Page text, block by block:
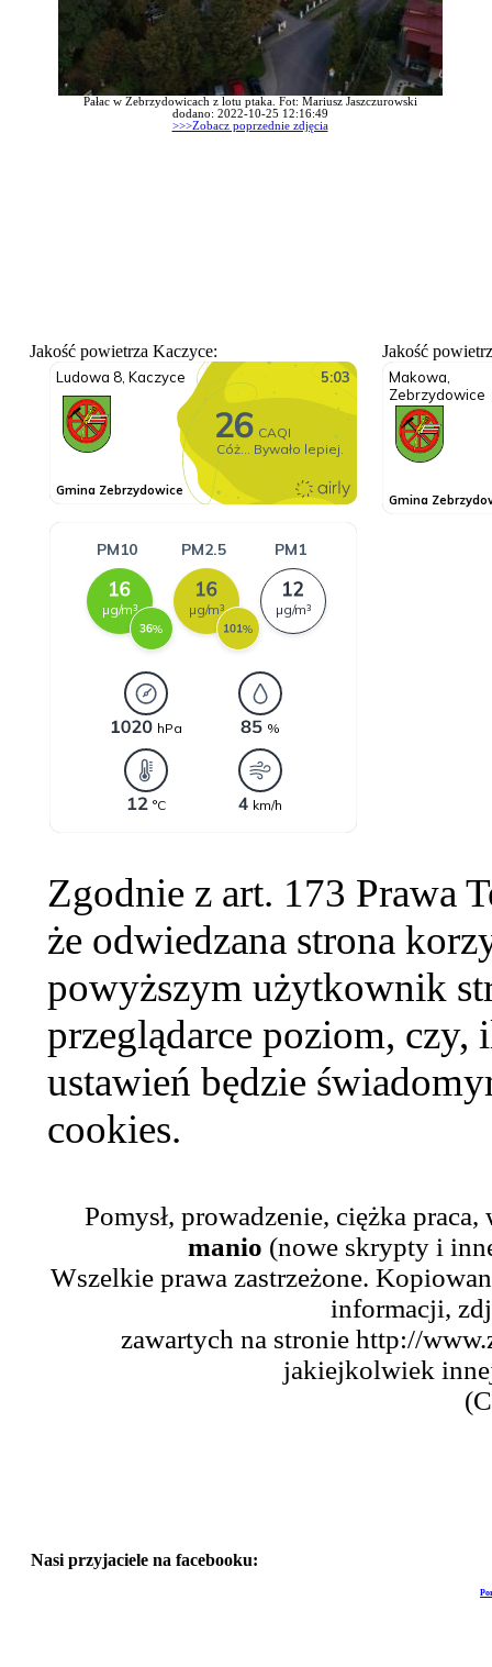
Pałac w Zebrzydowicach z lotu ptaka. Fot: Mariusz Jaszczurowski
dodano: 2022-10-25 12:16:49
>>>Zobacz poprzednie zdjęcia
Jakość powietrza Kaczyce: Jakość
Zgodnie z art. 173 Prawa
że odwiedzana strona
powyższym użytkownik
przeglądarce poziom,
ustawień będzie
cookies.
Pomysł, prowadzenie, ciężka
manio (nowe skrypty i
Wszelkie prawa zastrzeżone.
informacji,
zawartych na stronie http://
jakiejkolwiek
Nasi przyjaciele na facebooku: